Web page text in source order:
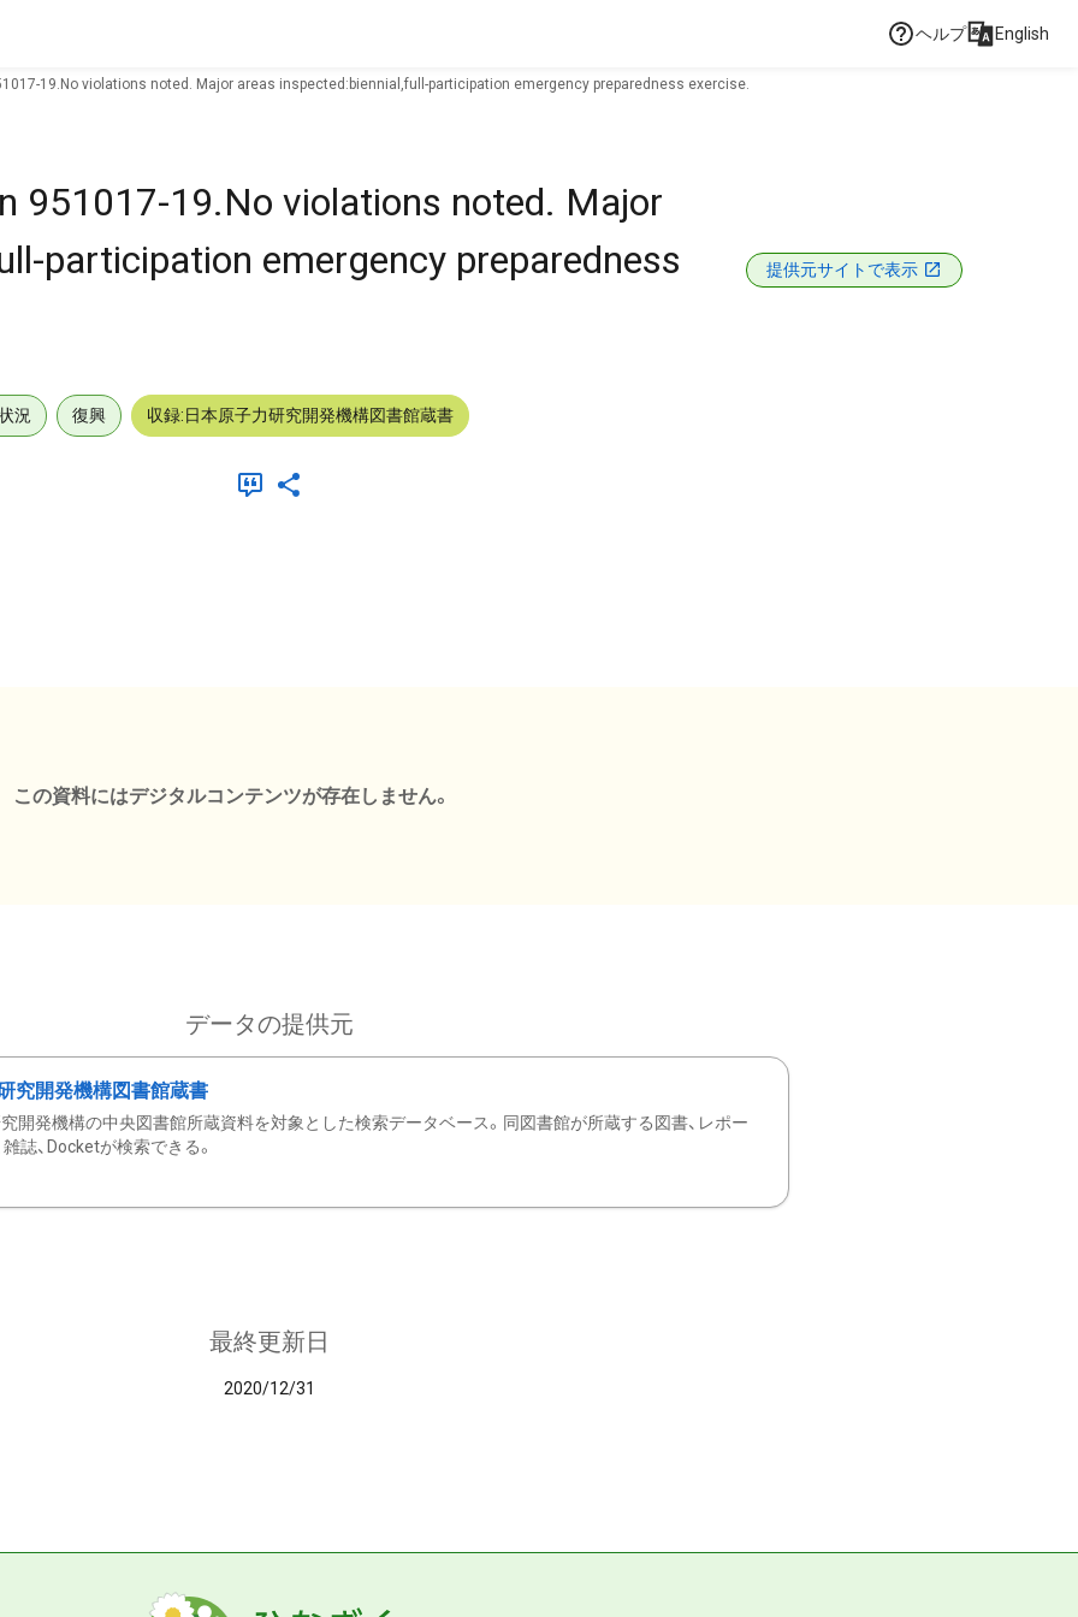
ヘルプ English
19.No violations noted. Major areas inspected:biennial,full-participation emergency preparedness exercise.
951017-19.No violations noted. Major
participation emergency preparedness
提供元サイトで表示
況 復興 収録:日本原子力研究開発機構図書館蔵書
この資料にはデジタルコンテンツが存在しません。
データの提供元
究開発機構図書館蔵書
開発機構の中央図書館所蔵資料を対象とした検索データベース。同図書館が所蔵する図書、レポー
雑誌、Docketが検索できる。
最終更新日
2020/12/31